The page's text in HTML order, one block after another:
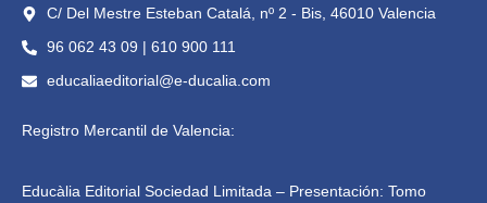
C/ Del Mestre Esteban Catalá, nº 2 - Bis, 46010 Valencia
96 062 43 09 | 610 900 111
educaliaeditorial@e-ducalia.com
Registro Mercantil de Valencia:
Educàlia Editorial Sociedad Limitada – Presentación: Tomo